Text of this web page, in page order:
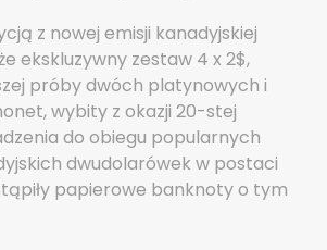
z nowej emisji kanadyjskiej
ekskluzywny zestaw 4 x 2$,
próby dwóch platynowych i
wybity z okazji 20-stej
do obiegu popularnych
dwudolarówek w postaci
papierowe banknoty o tym